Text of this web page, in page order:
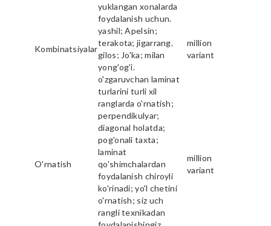
yuklangan xonalarda
foydalanish uchun.
Kombinatsiyalar
yashil; Apelsin;
terakota; jigarrang.
gilos; Jo'ka; milan
yong'og'i.
million
variant
O'rnatish
o'zgaruvchan laminat
turlarini turli xil
ranglarda o'rnatish;
perpendikulyar;
diagonal holatda;
pog'onali taxta;
laminat
qo'shimchalardan
foydalanish chiroyli
ko'rinadi; yo'l chetini
o'rnatish; siz uch
rangli texnikadan
million
variant